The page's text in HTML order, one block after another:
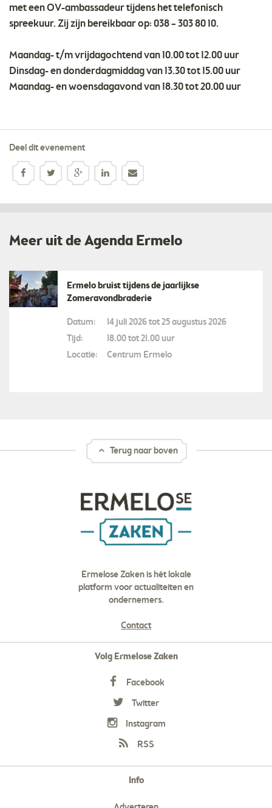
met een OV-ambassadeur tijdens het telefonisch
spreekuur. Zij zijn bereikbaar op: 038 – 303 80 10.
Maandag- t/m vrijdagochtend van 10.00 tot 12.00 uur
Dinsdag- en donderdagmiddag van 13.30 tot 15.00 uur
Maandag- en woensdagavond van 18.30 tot 20.00 uur
Deel dit evenement
Meer uit de Agenda Ermelo
Ermelo bruist tijdens de jaarlijkse
Zomeravondbraderie
Datum:
14 juli 2026 tot 25 augustus 2026
Tijd:
18.00 tot 21.00 uur
Locatie:
Centrum Ermelo
Terug naar boven
Ermelose Zaken is hét lokale
platform voor actualiteiten en
ondernemers.
Contact
Volg Ermelose Zaken
Facebook
Twitter
Instagram
RSS
Info